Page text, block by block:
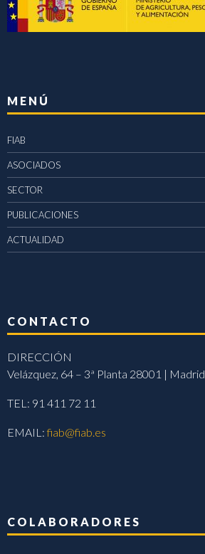
MENÚ
FIAB
ASOCIADOS
SECTOR
PUBLICACIONES
ACTUALIDAD
CONTACTO
DIRECCIÓN
Velázquez, 64 – 3ª Planta 28001 | Madrid
TEL: 91 411 72 11
EMAIL:fiab@fiab.es
COLABORADORES